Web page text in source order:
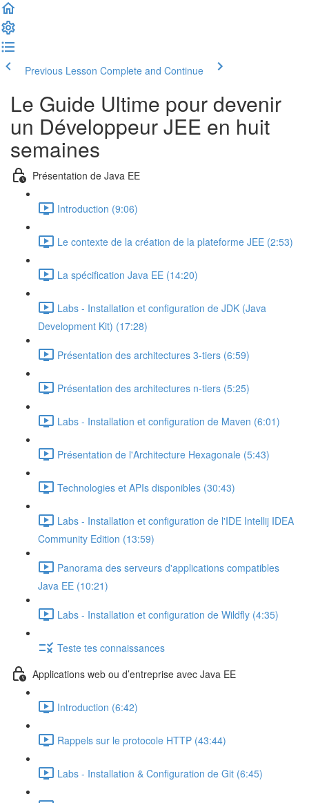
Previous Lesson Complete and Continue
Le Guide Ultime pour devenir
un Développeur JEE en huit
semaines
Présentation de Java EE
Introduction (9:06)
Le contexte de la création de la plateforme JEE (2:53)
La spécification Java EE (14:20)
Labs - Installation et configuration de JDK (Java
Development Kit) (17:28)
Présentation des architectures 3-tiers (6:59)
Présentation des architectures n-tiers (5:25)
Labs - Installation et configuration de Maven (6:01)
Présentation de l'Architecture Hexagonale (5:43)
Technologies et APIs disponibles (30:43)
Labs - Installation et configuration de l'IDE Intellij IDEA
Community Edition (13:59)
Panorama des serveurs d'applications compatibles
Java EE (10:21)
Labs - Installation et configuration de Wildfly (4:35)
Teste tes connaissances
Applications web ou d’entreprise avec Java EE
Introduction (6:42)
Rappels sur le protocole HTTP (43:44)
Labs - Installation & Configuration de Git (6:45)